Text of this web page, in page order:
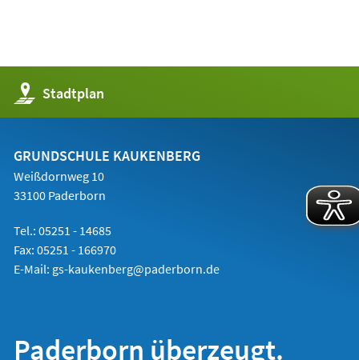
Stadtplan
(Öffnet
in
einem
Tab)
GRUNDSCHULE KAUKENBERG
Weißdornweg 10
33100 Paderborn
Tel.: 05251 - 14685
Fax: 05251 - 166970
E-Mail: gs-kaukenberg@paderborn.de
Paderborn überzeugt.